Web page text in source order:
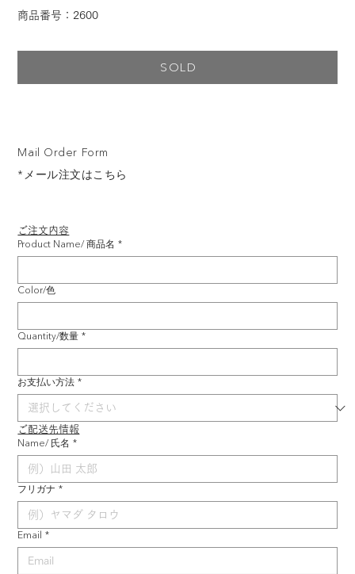
ご注文内容
Product Name/ 商品名 *
Color/色
Quantity/数量 *
お支払い方法 *
ご配送先情報
Name/ 氏名 *
フリガナ *
Email *
Mail Order Form
*メール注文はこちら
商品番号：2600
SOLD